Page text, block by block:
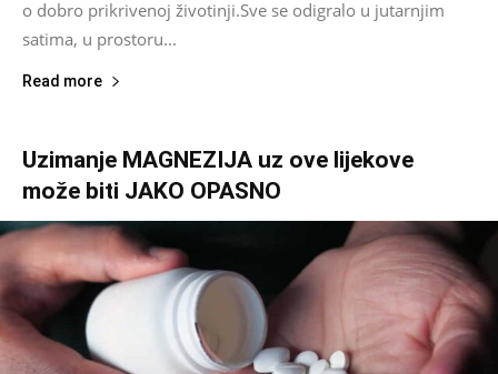
o dobro prikrivenoj životinji.Sve se odigralo u jutarnjim
satima, u prostoru...
Read more
Uzimanje MAGNEZIJA uz ove lijekove
može biti JAKO OPASNO